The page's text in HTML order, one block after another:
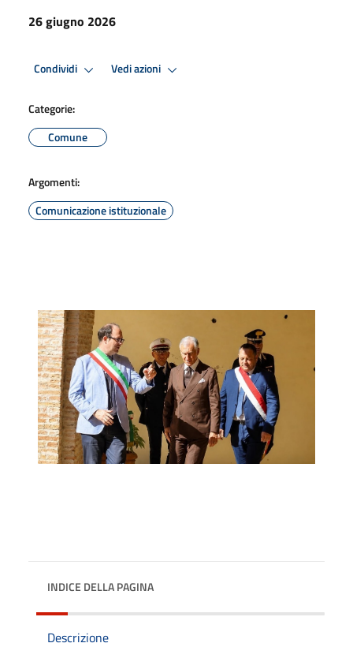
26 giugno 2026
Condividi Vedi azioni
Categorie:
Comune
Argomenti:
Comunicazione istituzionale
INDICE DELLA PAGINA
Descrizione